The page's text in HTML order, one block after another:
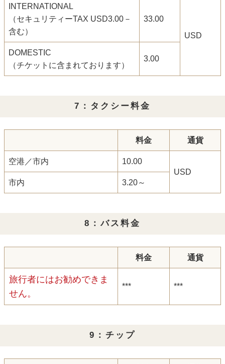
INTERNATIONAL
（セキュリティーTAX USD3.00－
含む）
33.00
USD
DOMESTIC
（チケットに含まれております）
3.00
7：タクシー料金
料金 通貨
空港／市内
10.00
USD
市内
3.20～
8：バス料金
料金 通貨
旅行者にはお勧めできま
せん。
*** ***
9：チップ